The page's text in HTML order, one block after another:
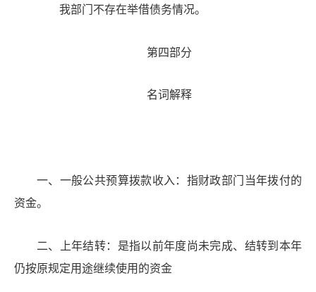
我部门不存在举借债务情况。
第四部分
名词解释
一、一般公共预算拨款收入：指财政部门当年拨付的
资金。
二、上年结转：是指以前年度尚未完成、结转到本年
仍按原规定用途继续使用的资金